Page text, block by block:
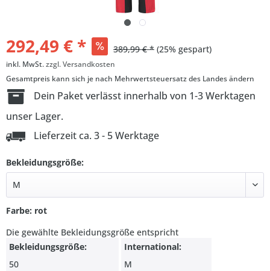
292,49 € * 389,99 € * (25% gespart)
inkl. MwSt.zzgl. Versandkosten
Gesamtpreis kann sich je nach Mehrwertsteuersatz des Landes ändern
Dein Paket verlässt innerhalb von 1-3 Werktagen
unser Lager.
Lieferzeit ca. 3 - 5 Werktage
Bekleidungsgröße:
Farbe: rot
Die gewählte Bekleidungsgröße entspricht
Bekleidungsgröße:
50
International:
M